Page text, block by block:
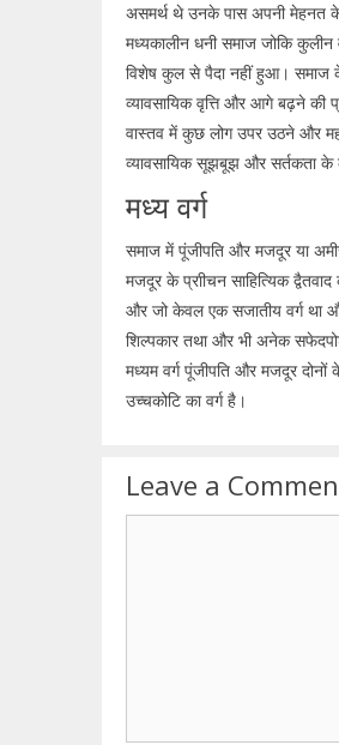
असमर्थ थे उनके पास अपनी मेहनत
मध्यकालीन धनी समाज जोकि कुलीन
विशेष कुल से पैदा नहीं हुआ। समाज
व्यावसायिक वृत्ति और आगे बढ़ने
वास्तव में कुछ लोग उपर उठने और
व्यावसायिक सूझबूझ और सर्तकता के
मध्य वर्ग
समाज में पूंजीपति और मजदूर या
मजदूर के प्राीचन साहित्यिक
और जो केवल एक सजातीय वर्ग था और
शिल्पकार तथा और भी अनेक
मध्यम वर्ग पूंजीपति और मजदूर
उच्चकोटि का वर्ग है।
Leave a